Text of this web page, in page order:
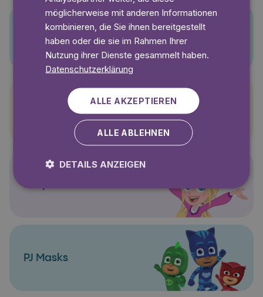
Pettersson und Findus
Polly Pocket
PJ Masks
möglicherweise mit anderen Informationen
kombinieren, die Sie ihnen bereitgestellt
haben oder die sie im Rahmen Ihrer
Nutzung ihrer Dienste gesammelt haben.
Datenschutzerklärung
ALLE AKZEPTIEREN
ALLE ABLEHNEN
DETAILS ANZEIGEN